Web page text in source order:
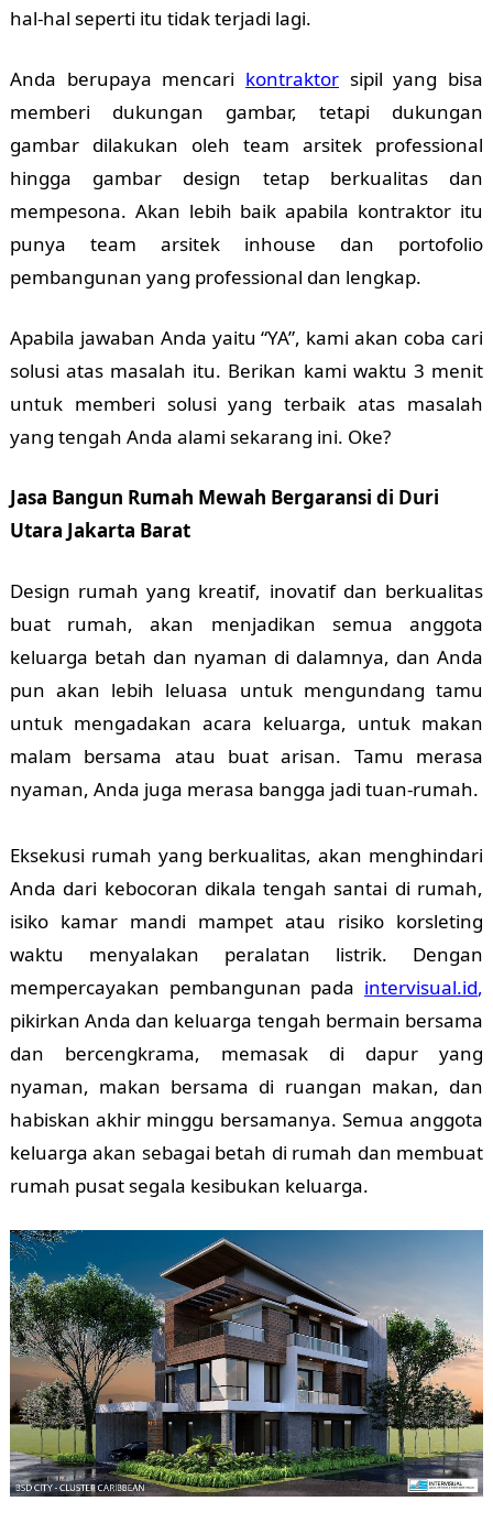
hal-hal seperti itu tidak terjadi lagi.
Anda berupaya mencari kontraktor sipil yang bisa
memberi dukungan gambar, tetapi dukungan
gambar dilakukan oleh team arsitek professional
hingga gambar design tetap berkualitas dan
mempesona. Akan lebih baik apabila kontraktor itu
punya team arsitek inhouse dan portofolio
pembangunan yang professional dan lengkap.
Apabila jawaban Anda yaitu “YA”, kami akan coba cari
solusi atas masalah itu. Berikan kami waktu 3 menit
untuk memberi solusi yang terbaik atas masalah
yang tengah Anda alami sekarang ini. Oke?
Jasa Bangun Rumah Mewah Bergaransi di Duri
Utara Jakarta Barat
Design rumah yang kreatif, inovatif dan berkualitas
buat rumah, akan menjadikan semua anggota
keluarga betah dan nyaman di dalamnya, dan Anda
pun akan lebih leluasa untuk mengundang tamu
untuk mengadakan acara keluarga, untuk makan
malam bersama atau buat arisan. Tamu merasa
nyaman, Anda juga merasa bangga jadi tuan-rumah.
Eksekusi rumah yang berkualitas, akan menghindari
Anda dari kebocoran dikala tengah santai di rumah,
isiko kamar mandi mampet atau risiko korsleting
waktu menyalakan peralatan listrik. Dengan
mempercayakan pembangunan pada intervisual.id,
pikirkan Anda dan keluarga tengah bermain bersama
dan bercengkrama, memasak di dapur yang
nyaman, makan bersama di ruangan makan, dan
habiskan akhir minggu bersamanya. Semua anggota
keluarga akan sebagai betah di rumah dan membuat
rumah pusat segala kesibukan keluarga.